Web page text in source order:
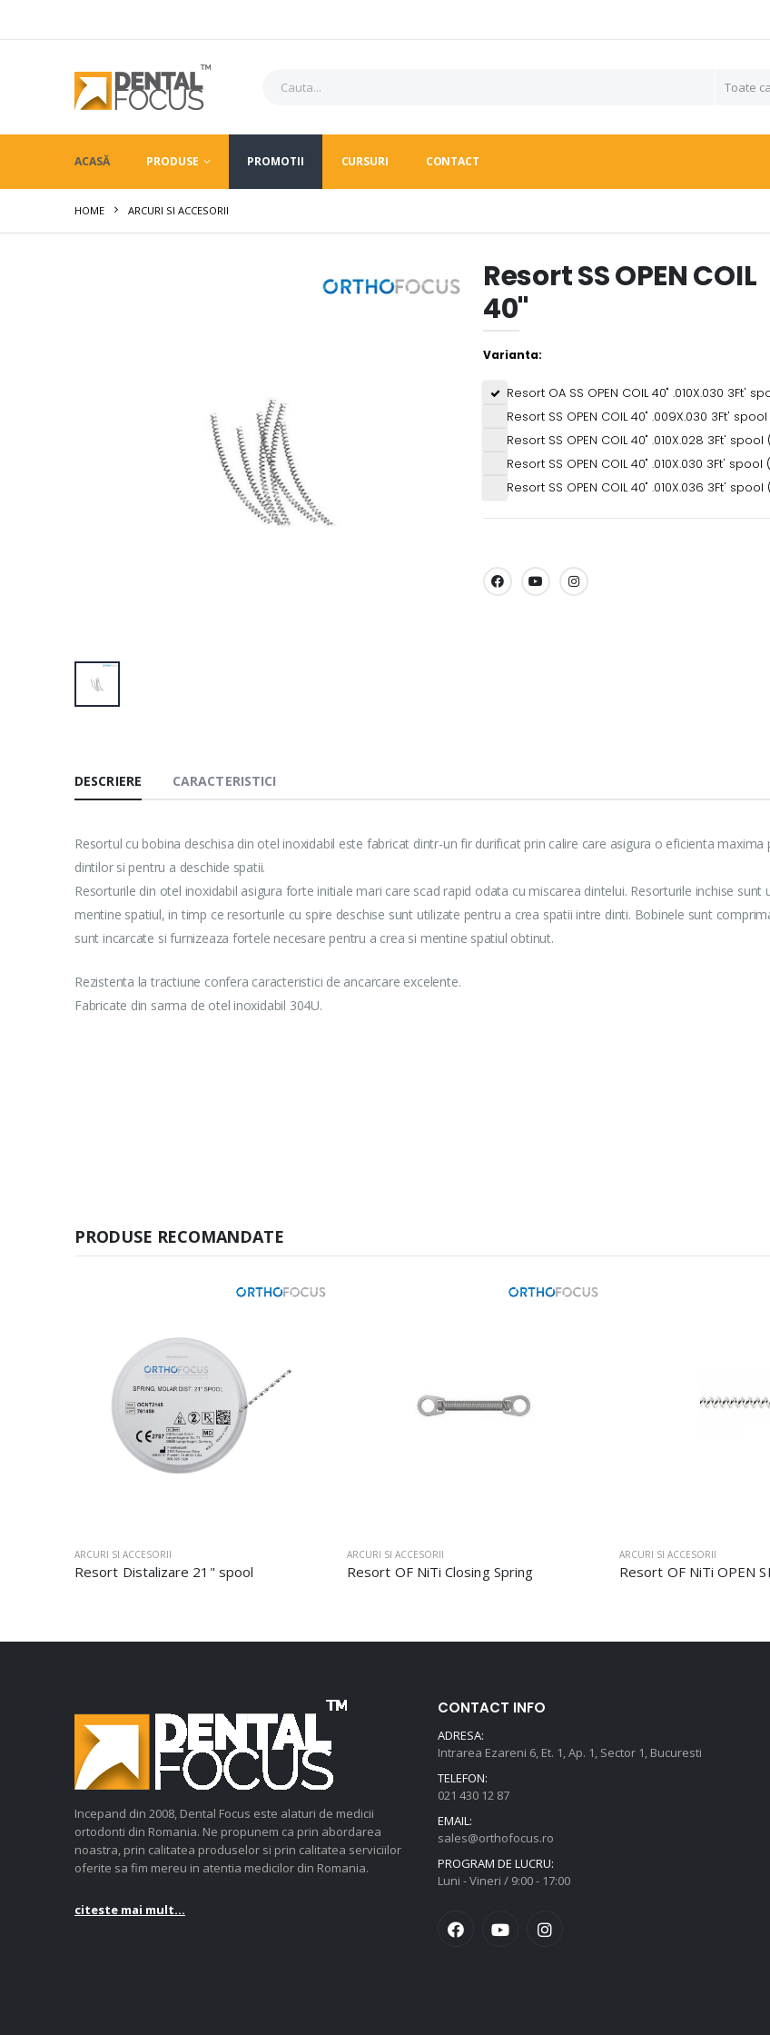
ACASĂ PRODUSE PROMOTII CURSURI CONTACT
HOME ARCURI SI ACCESORII
Resort SS OPEN COIL
40"
Varianta:
Resort OA SS OPEN COIL 40" .010X.030 3Ft'
Resort SS OPEN COIL 40" .009X.030 3Ft'
Resort SS OPEN COIL 40" .010X.028 3Ft' spool
Resort SS OPEN COIL 40" .010X.030 3Ft' spool
Resort SS OPEN COIL 40" .010X.036 3Ft' spool
SHARE:
DESCRIERE CARACTERISTICI
Resortul cu bobina deschisa din otel inoxidabil este fabricat dintr-un fir durificat prin calire care asigura o eficienta maxima
dintilor si pentru a deschide spatii.
Resorturile din otel inoxidabil asigura forte initiale mari care scad rapid odata cu miscarea dintelui. Resorturile inchise sunt
mentine spatiul, in timp ce resorturile cu spire deschise sunt utilizate pentru a crea spatii intre dinti. Bobinele sunt
sunt incarcate si furnizeaza fortele necesare pentru a crea si mentine spatiul obtinut.
Rezistenta la tractiune confera caracteristici de ancarcare excelente.
Fabricate din sarma de otel inoxidabil 304U.
PRODUSE RECOMANDATE
ARCURI SI ACCESORII
Resort Distalizare 21" spool
ARCURI SI ACCESORII
Resort OF NiTi Closing Spring
ARCURI SI ACCESORII
Resort OF NiTi OPEN
Incepand din 2008, Dental Focus este alaturi de medicii
ortodonti din Romania. Ne propunem ca prin abordarea
noastra, prin calitatea produselor si prin calitatea serviciilor
oferite sa fim mereu in atentia medicilor din Romania.
citeste mai mult...
CONTACT INFO
ADRESA:
Intrarea Ezareni 6, Et. 1, Ap. 1, Sector 1, Bucuresti
TELEFON:
021 430 12 87
EMAIL:
sales@orthofocus.ro
PROGRAM DE LUCRU:
Luni - Vineri / 9:00 - 17:00